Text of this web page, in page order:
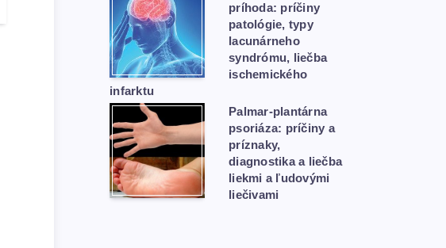
príhoda: príčiny
patológie, typy
lacunárneho
syndrómu, liečba
ischemického
infarktu
Palmar-plantárna
psoriáza: príčiny a
príznaky,
diagnostika a liečba
liekmi a ľudovými
liečivami